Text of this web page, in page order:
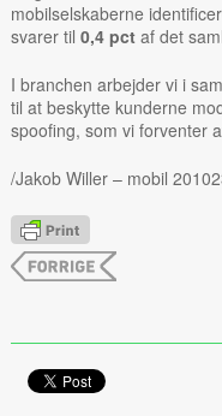
mobilselskaberne
svarer til 0,4 pct af det
I branchen arbejder vi i
til at beskytte kunderne
spoofing, som vi forventer
/Jakob Willer – mobil